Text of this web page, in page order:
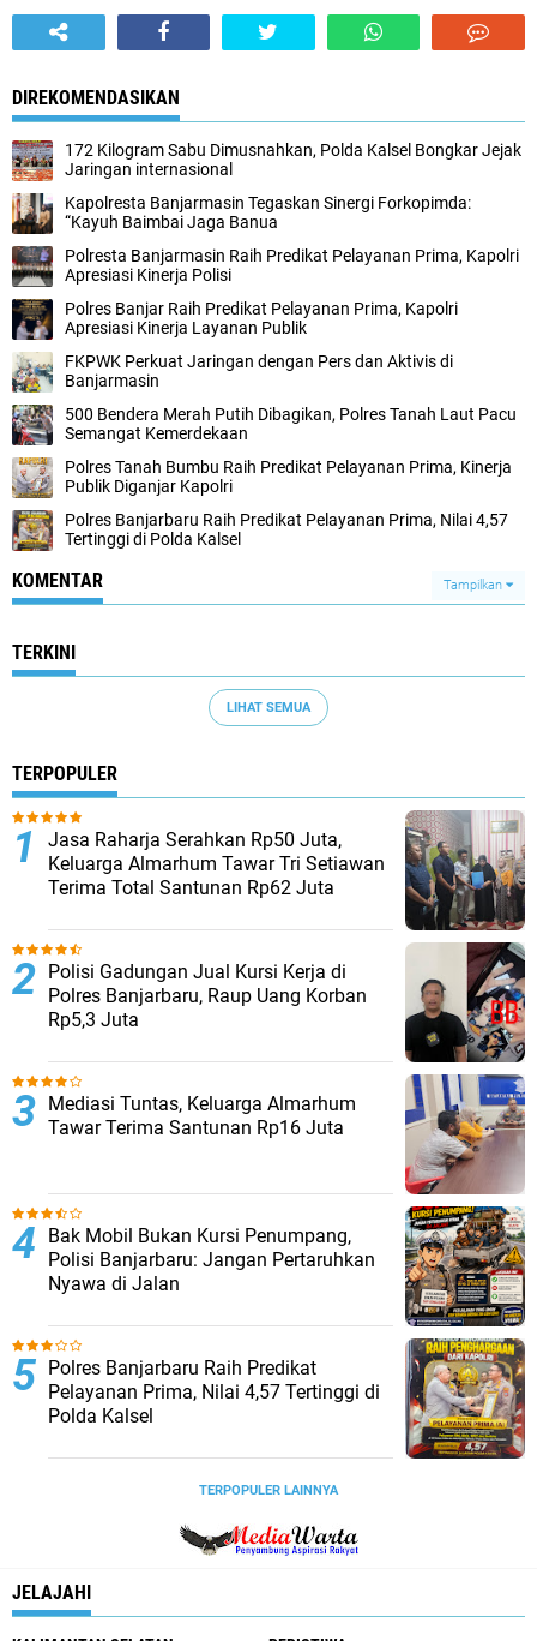
DIREKOMENDASIKAN
172 Kilogram Sabu Dimusnahkan, Polda Kalsel Bongkar Jejak
Jaringan internasional
Kapolresta Banjarmasin Tegaskan Sinergi Forkopimda:
“Kayuh Baimbai Jaga Banua
Polresta Banjarmasin Raih Predikat Pelayanan Prima, Kapolri
Apresiasi Kinerja Polisi
Polres Banjar Raih Predikat Pelayanan Prima, Kapolri
Apresiasi Kinerja Layanan Publik
FKPWK Perkuat Jaringan dengan Pers dan Aktivis di
Banjarmasin
500 Bendera Merah Putih Dibagikan, Polres Tanah Laut Pacu
Semangat Kemerdekaan
Polres Tanah Bumbu Raih Predikat Pelayanan Prima, Kinerja
Publik Diganjar Kapolri
Polres Banjarbaru Raih Predikat Pelayanan Prima, Nilai 4,57
Tertinggi di Polda Kalsel
KOMENTAR Tampilkan
TERKINI
LIHAT SEMUA
TERPOPULER
Jasa Raharja Serahkan Rp50 Juta,
Keluarga Almarhum Tawar Tri Setiawan
Terima Total Santunan Rp62 Juta
Polisi Gadungan Jual Kursi Kerja di
Polres Banjarbaru, Raup Uang Korban
Rp5,3 Juta
Mediasi Tuntas, Keluarga Almarhum
Tawar Terima Santunan Rp16 Juta
Bak Mobil Bukan Kursi Penumpang,
Polisi Banjarbaru: Jangan Pertaruhkan
Nyawa di Jalan
Polres Banjarbaru Raih Predikat
Pelayanan Prima, Nilai 4,57 Tertinggi di
Polda Kalsel
TERPOPULER LAINNYA
JELAJAHI